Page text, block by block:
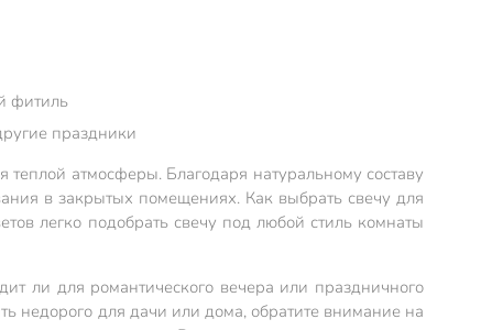
фитиль
праздники
атмосферы. Благодаря натуральному составу
в закрытых помещениях. Как выбрать свечу для
легко подобрать свечу под любой стиль комнаты
ли для романтического вечера или праздничного
недорого для дачи или дома, обратите внимание на